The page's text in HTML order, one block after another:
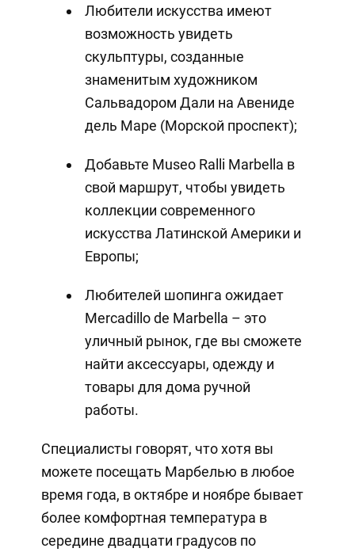
Любители искусства имеют
возможность увидеть
скульптуры, созданные
знаменитым художником
Сальвадором Дали на Авениде
дель Маре (Морской проспект);
Добавьте Museo Ralli Marbella в
свой маршрут, чтобы увидеть
коллекции современного
искусства Латинской Америки и
Европы;
Любителей шопинга ожидает
Mercadillo de Marbella – это
уличный рынок, где вы сможете
найти аксессуары, одежду и
товары для дома ручной
работы.
Специалисты говорят, что хотя вы
можете посещать Марбелью в любое
время года, в октябре и ноябре бывает
более комфортная температура в
середине двадцати градусов по